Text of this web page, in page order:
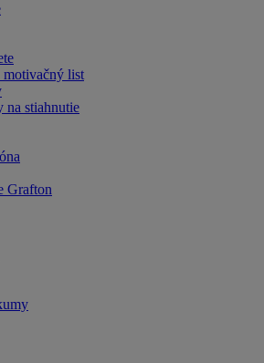
motivačný list
na stiahnutie
Grafton